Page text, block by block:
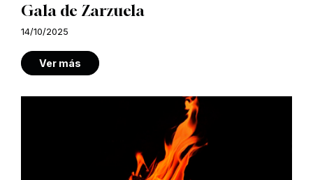
Gala de Zarzuela
14/10/2025
Ver más